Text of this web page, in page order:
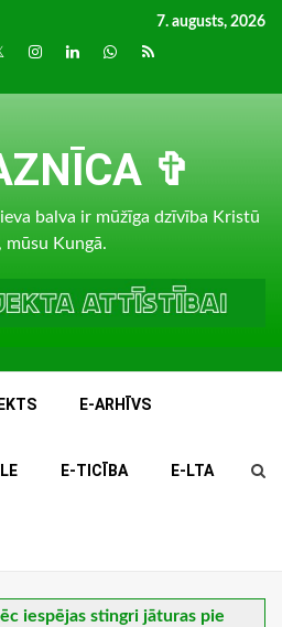
7. augusts, 2026
Instagram
LinkedInwhatsapp
RSS
✞
balva ir mūžīga dzīvība Kristū
mūsu Kungā.
E-ARHĪVS
E-TICĪBA E-LTA
iespējas stingri jāturas pie